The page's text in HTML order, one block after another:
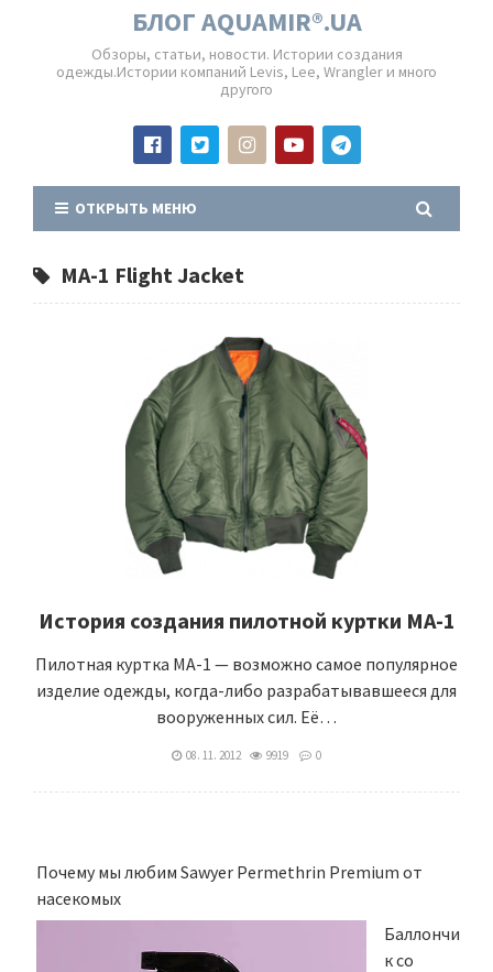
БЛОГ AQUAMIR®.UA
Обзоры, статьи, новости. Истории создания
одежды.Истории компаний Levis, Lee, Wrangler и много
другого
ОТКРЫТЬ МЕНЮ
MA-1 Flight Jacket
История создания пилотной куртки МА-1
Пилотная куртка MA-1 — возможно самое популярное
изделие одежды, когда-либо разрабатывавшееся для
вооруженных сил. Её…
08. 11. 2012 9919 0
Почему мы любим Sawyer Permethrin Premium от
насекомых
Баллончи
к со